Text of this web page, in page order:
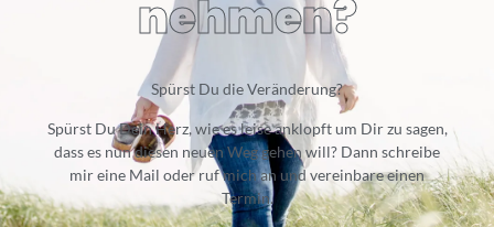
nehmen?
Spürst Du die Veränderung?
Spürst Du Dein Herz, wie es leise anklopft um Dir zu sagen,
dass es nun diesen neuen Weg gehen will? Dann schreibe
mir eine Mail oder ruf mich an und vereinbare einen
Termin.